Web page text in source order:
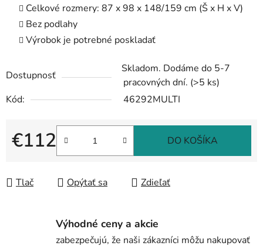
Celkové rozmery: 87 x 98 x 148/159 cm (Š x H x V)
Bez podlahy
Výrobok je potrebné poskladať
Dostupnosť
Skladom. Dodáme do 5-7
pracovných dní. (>5 ks)
Kód:
46292MULTI
€112
Jednotková cena:
DO KOŠÍKA
Tlač Opýtať sa Zdieľať
Výhodné ceny a akcie
zabezpečujú, že naši zákazníci môžu nakupovať